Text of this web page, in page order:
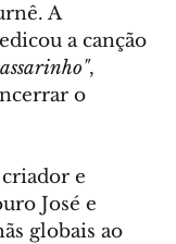
A
a canção
,
o
e
José e
globais ao